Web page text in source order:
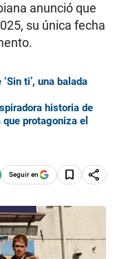
anunció que
su única fecha
ti’, una balada
historia de
protagoniza el
Seguir en